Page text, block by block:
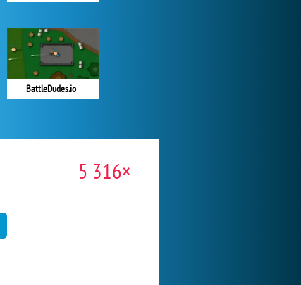
BattleDudes.io
5 316×